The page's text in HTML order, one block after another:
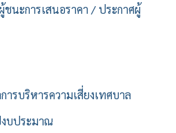
ชนะการเสนอราคา / ประกาศผู้
ารบริหารความเสี่ยงเทศบาล
งบประมาณ